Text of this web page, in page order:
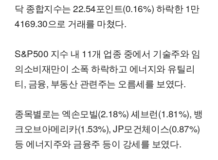
닥 종합지수는 22.54포인트(0.16%) 하락한 1만
4169.30으로 거래를 마쳤다.
S&P500 지수 내 11개 업종 중에서 기술주와 임
의소비재만이 소폭 하락하고 에너지와 유틸리
티, 금융, 부동산 관련주는 오름세를 보였다.
종목별로는 엑손모빌(2.18%) 셰브런(1.81%), 뱅
크오브아메리카(1.53%), JP모건체이스(0.87%)
등 에너지주와 금융주 등이 강세를 보였다.